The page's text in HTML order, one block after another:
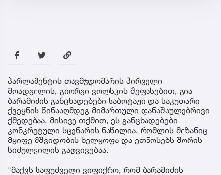
პარლამენტის თავმჯდომარის პირველი
მოადგილის, გიორგი ვოლსკის შეფასებით, გია
ბარამიძის განცხადებები საბოტაჟი და საკუთარი
ქვეყნის წინააღმდეგ მიმართული დანაშაულებრივი
ქმედებაა. მისივე თქმით, ეს განცხადებები
კონკრეტული სცენარის ნაწილია, რომლის მიზანიც
მყიფე მშვიდობის ხელყოფა და ეთნოსებს შორის
სიძულვილის გაღვივებაა.
"მაქვს საფუძველი ვიფიქრო, რომ ბარამიძის